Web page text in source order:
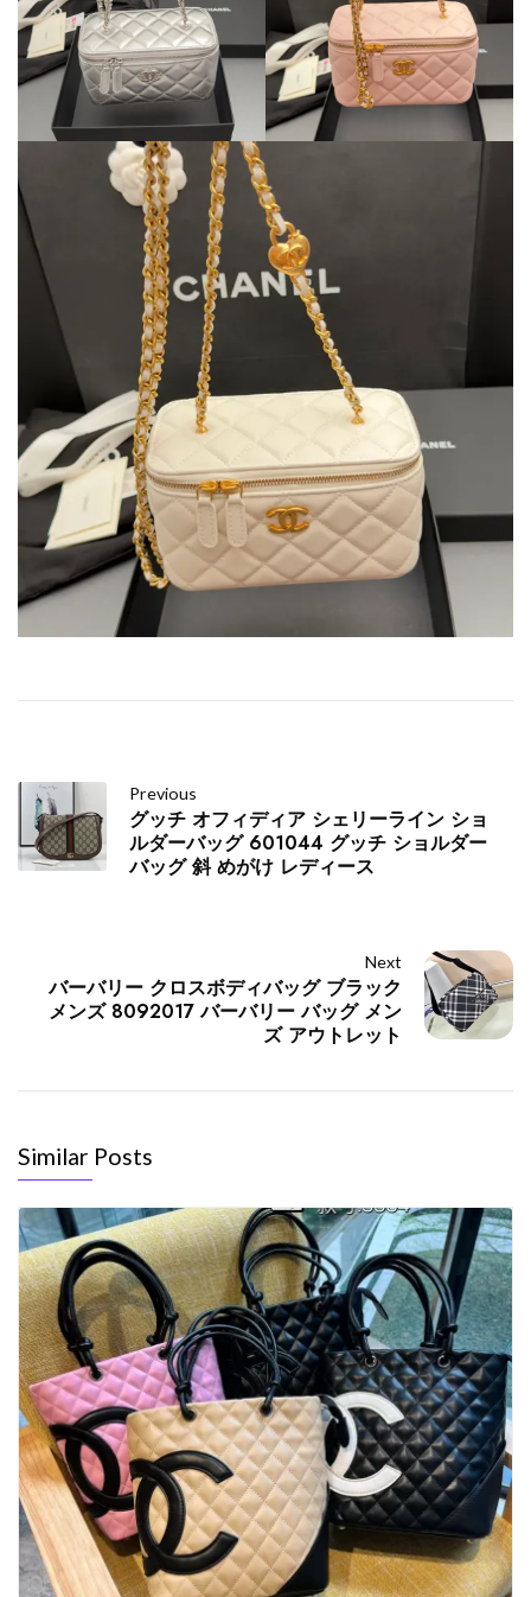
Previous
グッチ オフィディア シェリーライン ショ
ルダーバッグ 601044 グッチ ショルダー
バッグ 斜 めがけ レディース
Next
バーバリー クロスボディバッグ ブラック
メンズ 8092017 バーバリー バッグ メン
ズ アウトレット
Similar Posts